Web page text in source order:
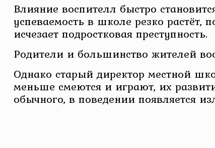
Влияние воспителл быстро
успеваемость в школе резко растёт,
исчезает подростковая преступность.
Родители и большинство жителей
Однако старый директор местной
меньше смеются и играют, их
обычного, в поведении появляется